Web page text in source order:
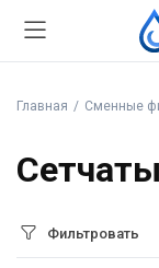
Главная Сменные
Фильтровать